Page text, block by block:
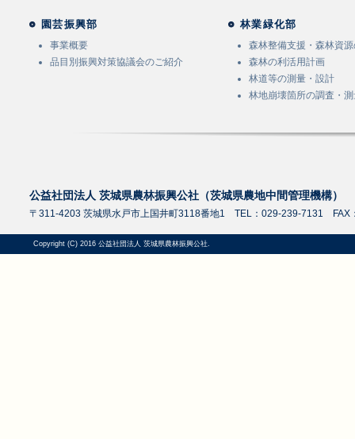
園芸振興部
事業概要
品目別振興対策協議会のご紹介
林業緑化部
森林整備支援・森林資
森林の利活用計画
林道等の測量・設計
林地崩壊箇所の調査・
公益社団法人 茨城県農林振興公社（茨城県農地中間管理機構）
〒311-4203 茨城県水戸市上国井町3118番地1 TEL：029-239-7131 FAX
Copyright (C) 2016 公益社団法人 茨城県農林振興公社.